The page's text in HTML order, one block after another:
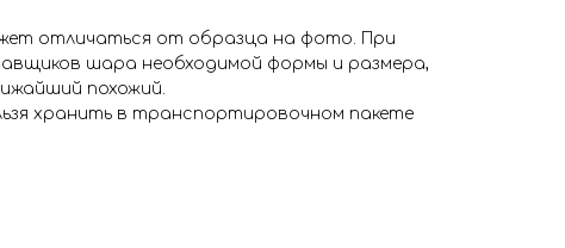
отличаться от образца на фото. При
шара необходимой формы и размера,
похожий.
хранить в транспортировочном пакете